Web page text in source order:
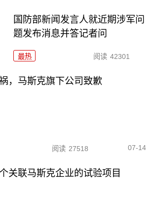
国防部新闻发言人就近期涉军问
题发布消息并答记者问
最热 阅读 42301
，马斯克旗下公司致歉
阅读 27518 07-14
关联马斯克企业的试验项目